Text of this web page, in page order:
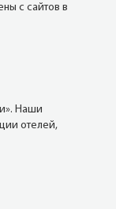
с сайтов в
Наши
отелей,